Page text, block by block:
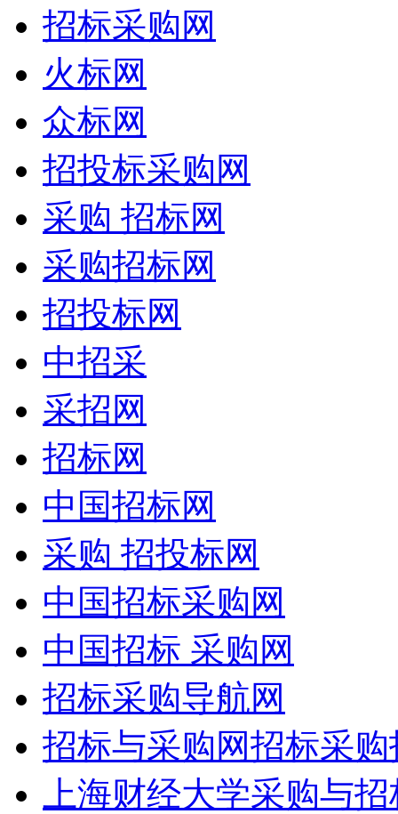
招标采购网
火标网
众标网
招投标采购网
采购 招标网
采购招标网
招投标网
中招采
采招网
招标网
中国招标网
采购 招投标网
中国招标采购网
中国招标 采购网
招标采购导航网
招标与采购网招标采
上海财经大学采购与